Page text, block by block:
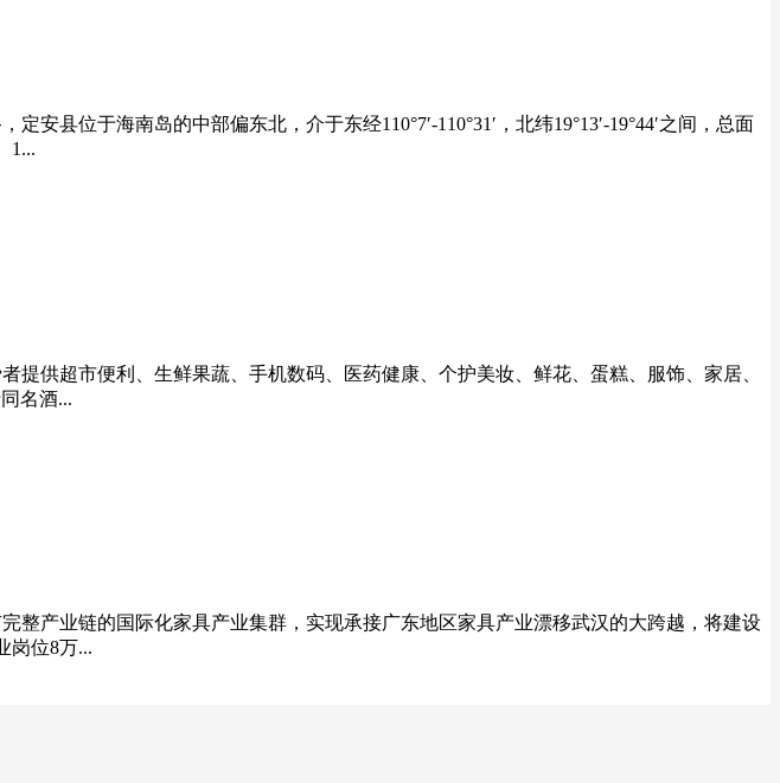
县位于海南岛的中部偏东北，介于东经110°7′-110°31′，北纬19°13′-19°44′之间，总面
1...
供超市便利、生鲜果蔬、手机数码、医药健康、个护美妆、鲜花、蛋糕、服饰、家居、
名酒...
整产业链的国际化家具产业集群，实现承接广东地区家具产业漂移武汉的大跨越，将建设
岗位8万...